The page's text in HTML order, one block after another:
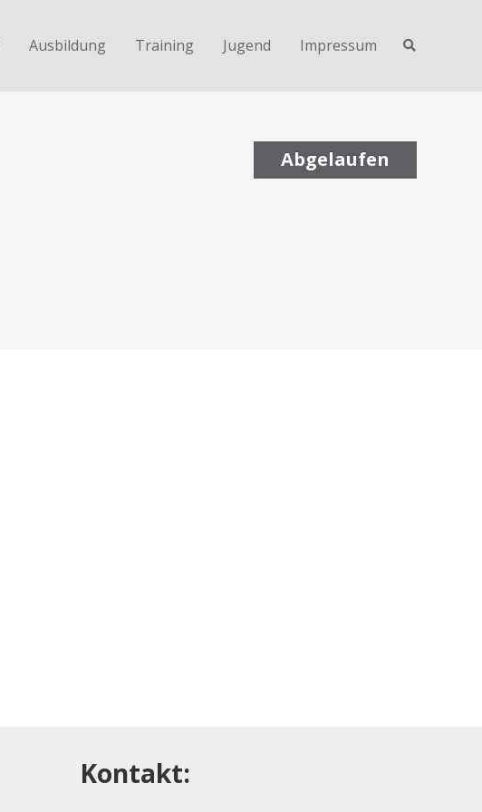
Ausbildung Training Jugend Impressum
Abgelaufen
Kontakt: